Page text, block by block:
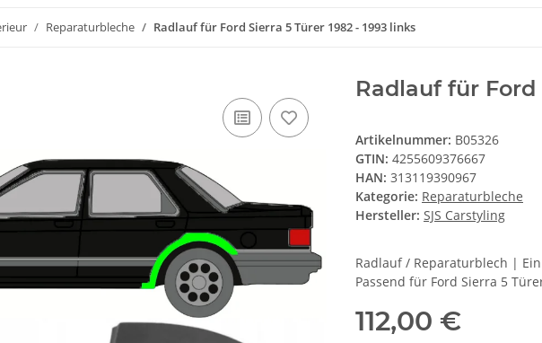
Reparaturbleche Radlauf für Ford Sierra 5 Türer 1982 - 1993 links
Radlauf für Ford
Artikelnummer: B05326
GTIN: 4255609376667
HAN: 313119390967
Kategorie: Reparaturbleche
Hersteller: SJS Carstyling
Radlauf / Reparaturblech |
Passend für Ford Sierra 5
112,00 €